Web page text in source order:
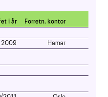
i år Forretn. kontor
2009 Hamar